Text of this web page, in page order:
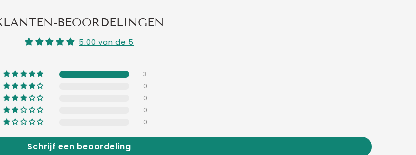
BEOORDELINGEN
5.00 van de 5
3
0
0
0
0
Schrijf een beoordeling